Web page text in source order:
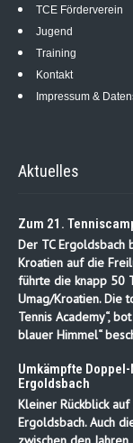
TCE Förderverein
Jugend
Training
Kontakt
Impressum &
Aktuelles
Zum 21.
Der TC Ergoldsbach
Kroatien auf die
führte die knapp 50
Umag/Kroatien. Die
Tennis Academy“,
blauer Himmel“
Umkämpfte
Ergoldsbach
Kleiner Rückblick
Ergoldsbach. Auch